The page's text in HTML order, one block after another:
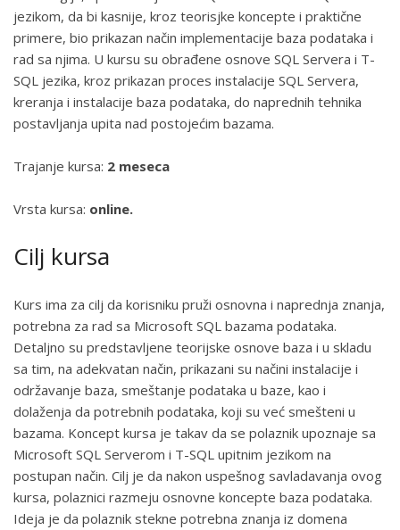
jezikom, da bi kasnije, kroz teorisjke koncepte i praktične
primere, bio prikazan način implementacije baza podataka i
rad sa njima. U kursu su obrađene osnove SQL Servera i T-
SQL jezika, kroz prikazan proces instalacije SQL Servera,
kreranja i instalacije baza podataka, do naprednih tehnika
postavljanja upita nad postojećim bazama.
Trajanje kursa: 2 meseca
Vrsta kursa: online.
Cilj kursa
Kurs ima za cilj da korisniku pruži osnovna i naprednja znanja,
potrebna za rad sa Microsoft SQL bazama podataka.
Detaljno su predstavljene teorijske osnove baza i u skladu
sa tim, na adekvatan način, prikazani su načini instalacije i
održavanje baza, smeštanje podataka u baze, kao i
dolaženja da potrebnih podataka, koji su već smešteni u
bazama. Koncept kursa je takav da se polaznik upoznaje sa
Microsoft SQL Serverom i T-SQL upitnim jezikom na
postupan način. Cilj je da nakon uspešnog savladavanja ovog
kursa, polaznici razmeju osnovne koncepte baza podataka.
Ideja je da polaznik stekne potrebna znanja iz domena